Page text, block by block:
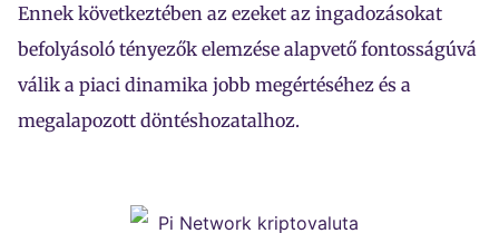
Ennek következtében az ezeket az ingadozásokat
befolyásoló tényezők elemzése alapvető fontosságúvá
válik a piaci dinamika jobb megértéséhez és a
megalapozott döntéshozatalhoz.